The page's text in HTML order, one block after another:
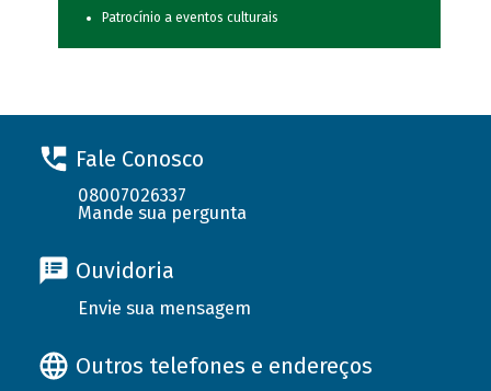
Patrocínio a eventos culturais
Fale Conosco
08007026337
Mande sua pergunta
Ouvidoria
Envie sua mensagem
Outros telefones e endereços